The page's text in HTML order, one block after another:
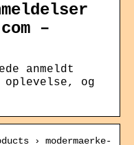
–
anmeldt
oplevelse, og
› modermaerke-